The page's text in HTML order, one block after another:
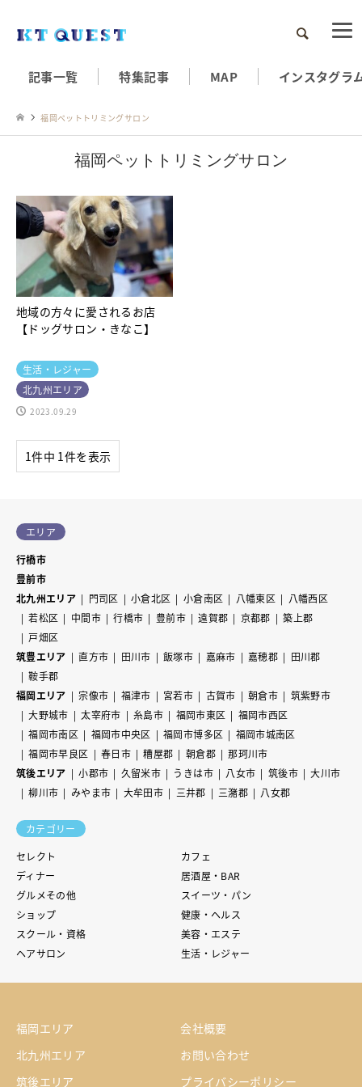
検索
記事一覧 特集記事 MAP インスタグラ
福岡ペットトリミングサロン
福岡ペットトリミングサロン
地域の方々に愛されるお店
【ドッグサロン・きなこ】
生活・レジャー
北九州エリア
2023.09.29
1件中 1件を表示
エリア
行橋市
豊前市
北九州エリア
門司区 小倉北区 小倉南区 八幡東区
八幡西区
若松区
中間市 行橋市 豊前市 遠賀郡 京都郡
築上郡
戸畑区
筑豊エリア
直方市 田川市 飯塚市 嘉麻市 嘉穂郡
田川郡
鞍手郡
福岡エリア
宗像市 福津市 宮若市 古賀市 朝倉市
筑紫野市
大野城市
太宰府市 糸島市 福岡市東区
福岡市西区
福岡市南区
福岡市中央区 福岡市博多区
福岡市城南区
福岡市早良区
春日市 糟屋郡 朝倉郡
那珂川市
筑後エリア
小郡市 久留米市 うきは市 八女市 筑後市
大川市
柳川市
みやま市 大牟田市 三井郡 三潴郡 八女郡
カテゴリー
セレクト
カフェ
ディナー
居酒屋・BAR
グルメその他
スイーツ・パン
ショップ
健康・ヘルス
スクール・資格
美容・エステ
ヘアサロン
生活・レジャー
福岡エリア
北九州エリア
筑後エリア
会社概要
お問い合わせ
プライバシーポリシー